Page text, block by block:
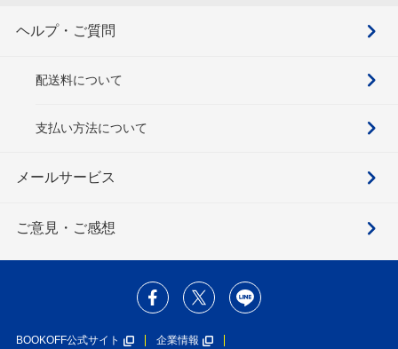
ヘルプ・ご質問
配送料について
支払い方法について
メールサービス
ご意見・ご感想
BOOKOFF公式サイト 企業情報